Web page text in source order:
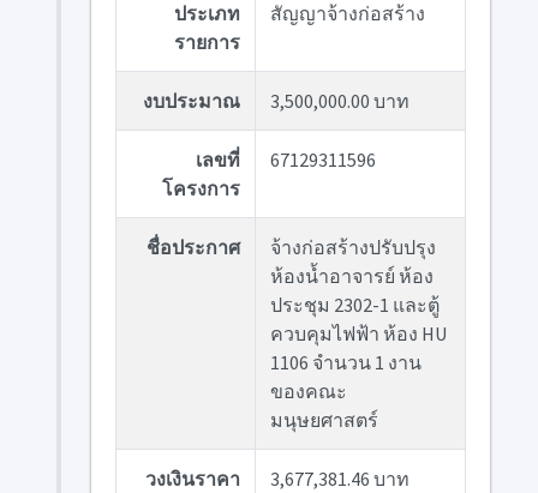
ประเภท
รายการ
สัญญาจ้างก่อสร้าง
งบประมาณ 3,500,000.00 บาท
เลขที่
โครงการ
67129311596
ชื่อประกาศ
จ้างก่อสร้างปรับปรุง
ห้องน้ำอาจารย์ ห้อง
ประชุม 2302-1 และตู้
ควบคุมไฟฟ้า ห้อง HU
1106 จำนวน 1 งาน
ของคณะ
มนุษยศาสตร์
วงเงินราคา
3,677,381.46 บาท